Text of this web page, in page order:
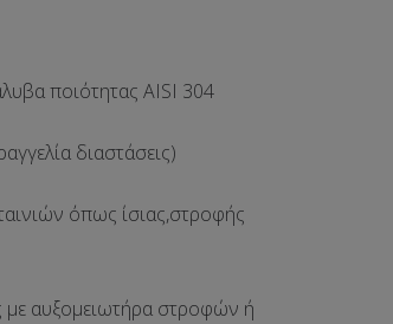
ποιότητας AISI 304
διαστάσεις)
όπως ίσιας,στροφής
με αυξομειωτήρα στροφών ή